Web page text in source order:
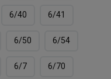
6/40 6/41
6/50 6/54
6/7 6/70